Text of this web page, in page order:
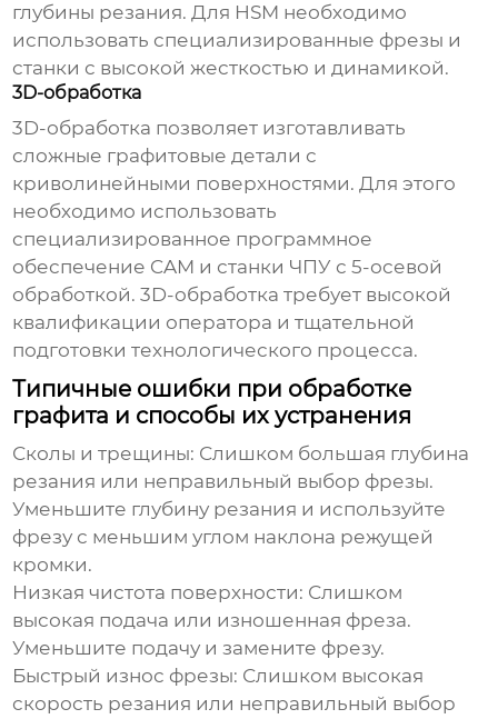
глубины резания. Для HSM необходимо
использовать специализированные фрезы и
станки с высокой жесткостью и динамикой.
3D-обработка
3D-обработка позволяет изготавливать
сложные графитовые детали с
криволинейными поверхностями. Для этого
необходимо использовать
специализированное программное
обеспечение CAM и станки ЧПУ с 5-осевой
обработкой. 3D-обработка требует высокой
квалификации оператора и тщательной
подготовки технологического процесса.
Типичные ошибки при обработке
графита и способы их устранения
Сколы и трещины: Слишком большая глубина
резания или неправильный выбор фрезы.
Уменьшите глубину резания и используйте
фрезу с меньшим углом наклона режущей
кромки.
Низкая чистота поверхности: Слишком
высокая подача или изношенная фреза.
Уменьшите подачу и замените фрезу.
Быстрый износ фрезы: Слишком высокая
скорость резания или неправильный выбор